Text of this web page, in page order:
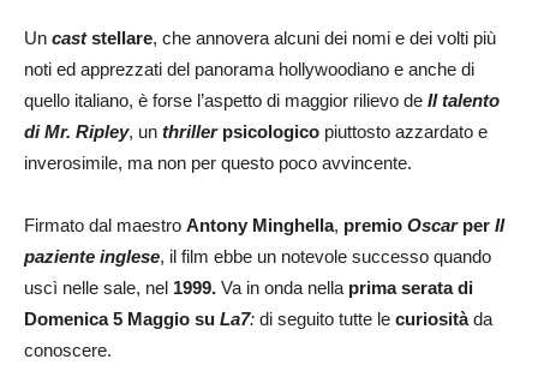
Un caststellare, che annovera alcuni dei nomi e dei volti più
noti ed apprezzati del panorama hollywoodiano e anche di
quello italiano, è forse l’aspetto di maggior rilievo de Il talento
di Mr. Ripley, un thrillerpsicologico piuttosto azzardato e
inverosimile, ma non per questo poco avvincente.
Firmato dal maestro Antony Minghella, premio Oscarper Il
paziente inglese, il film ebbe un notevole successo quando
uscì nelle sale, nel 1999. Va in onda nella prima serata di
Domenica 5 Maggio su La7: di seguito tutte le curiositàda
conoscere.